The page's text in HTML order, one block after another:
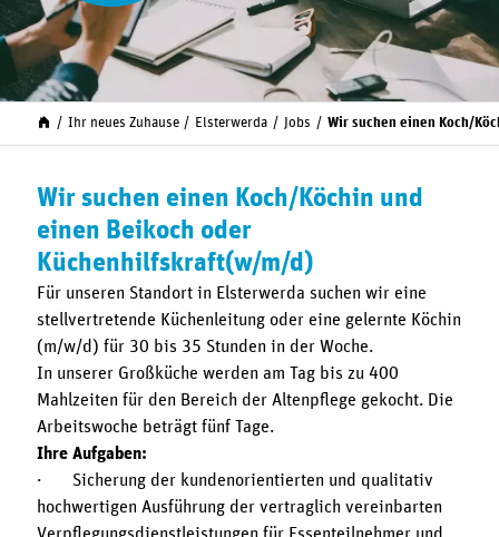
Ihr neues Zuhause Elsterwerda Jobs Wir suchen einen Koch/
Wir suchen einen Koch/Köchin und
einen Beikoch oder
Küchenhilfskraft(w/m/d)
Für unseren Standort in Elsterwerda suchen wir eine
stellvertretende Küchenleitung oder eine gelernte Köchin
(m/w/d) für 30 bis 35 Stunden in der Woche.
In unserer Großküche werden am Tag bis zu 400
Mahlzeiten für den Bereich der Altenpflege gekocht. Die
Arbeitswoche beträgt fünf Tage.
Ihre Aufgaben:
· Sicherung der kundenorientierten und qualitativ
hochwertigen Ausführung der vertraglich vereinbarten